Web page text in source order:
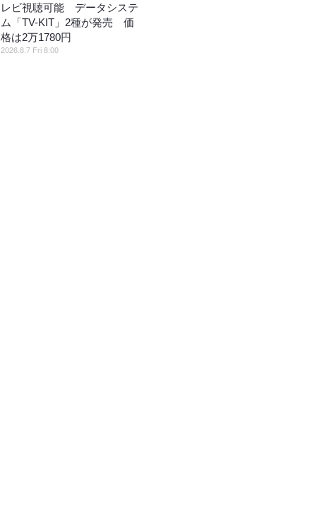
レビ視聴可能 データシステ
ム「TV-KIT」2種が発売 価
格は2万1780円
2026.8.7 Fri 8:00